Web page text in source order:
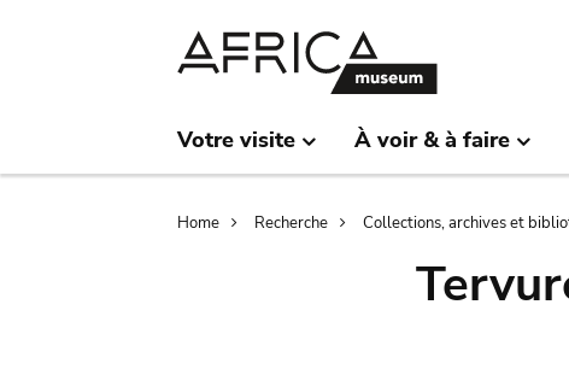
Votre visite À voir & à faire
Breadcrumb
Home Recherche Collections, archives et